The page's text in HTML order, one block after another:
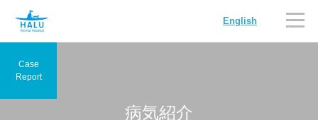
English
病気紹介
Case
Report